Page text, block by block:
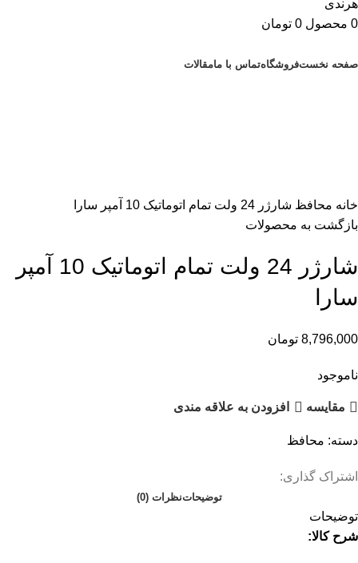
0 محصول 0 تومان
صفحه نخستفروشگاهتماس با مامقالات
خانه محافظ شارژر 24 ولت تمام اتوماتیک 10 آمپر سارا
بازگشت به محصولات
شارژر 24 ولت تمام اتوماتیک 10 آمپر
سارا
8,796,000 تومان
ناموجود
مقایسه افزودن به علاقه مندی
دسته: محافظ
اشتراک گذاری:
توضیحاتنظرات (0)
توضیحات
شرح کالا: